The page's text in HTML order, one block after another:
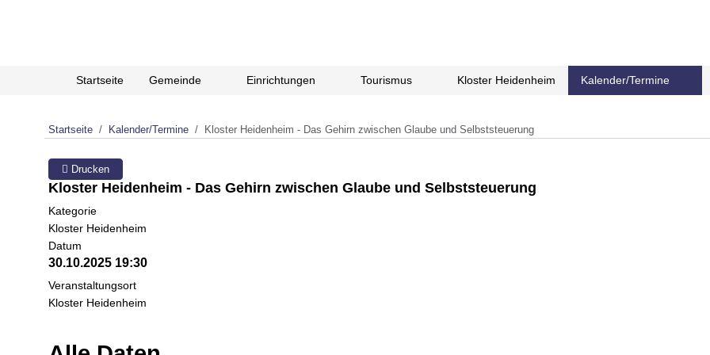
Startseite Gemeinde Einrichtungen Tourismus Kloster Heidenheim Kalender/Termine
Startseite Kalender/Termine Kloster Heidenheim - Das Gehirn zwischen Glaube und Selbststeuerung
Drucken
Kloster Heidenheim - Das Gehirn zwischen Glaube und Selbststeuerung
Kategorie
Kloster Heidenheim
Datum
30.10.2025 19:30
Veranstaltungsort
Kloster Heidenheim